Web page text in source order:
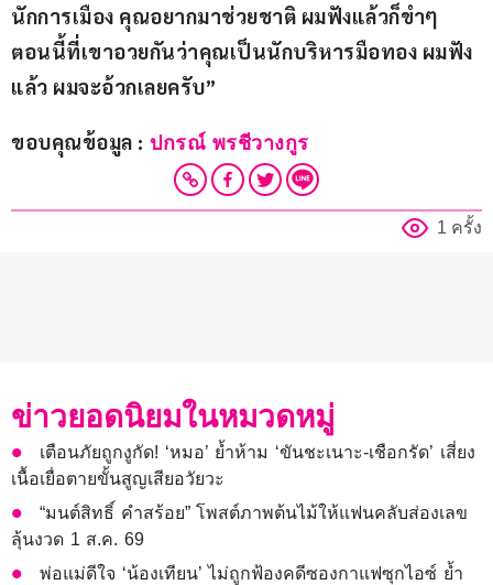
นักการเมือง คุณอยากมาช่วยชาติ ผมฟังแล้วก็ขำๆ
ตอนนี้ที่เขาอวยกันว่าคุณเป็นนักบริหารมือทอง ผมฟัง
แล้ว ผมจะอ้วกเลยครับ”
ขอบคุณข้อมูล : ปกรณ์ พรชีวางกูร
1 ครั้ง
ข่าวยอดนิยมในหมวดหมู่
เตือนภัยถูกงูกัด! ‘หมอ’ ย้ำห้าม ‘ขันชะเนาะ-เชือกรัด’ เสี่ยง
เนื้อเยื่อตายขั้นสูญเสียอวัยวะ
“มนต์สิทธิ์ คำสร้อย” โพสต์ภาพต้นไม้ให้แฟนคลับส่องเลข
ลุ้นงวด 1 ส.ค. 69
พ่อแม่ดีใจ ‘น้องเทียน’ ไม่ถูกฟ้องคดีซองกาแฟซุกไอซ์ ย้ำ